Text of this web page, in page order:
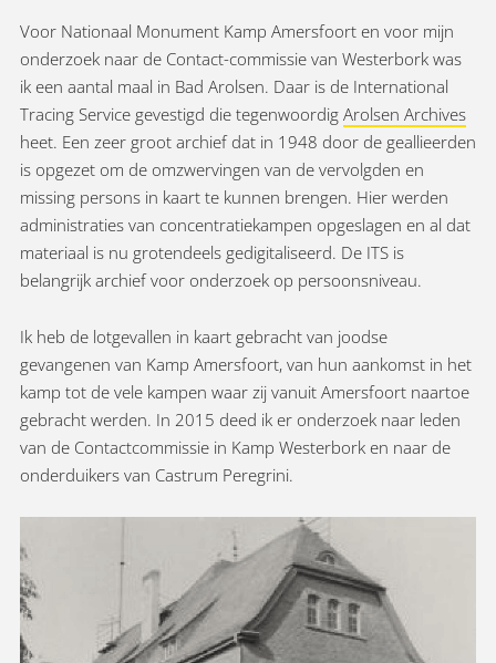
Voor Nationaal Monument Kamp Amersfoort en voor mijn
onderzoek naar de Contact-commissie van Westerbork was
ik een aantal maal in Bad Arolsen. Daar is de International
Tracing Service gevestigd die tegenwoordig Arolsen Archives
heet. Een zeer groot archief dat in 1948 door de geallieerden
is opgezet om de omzwervingen van de vervolgden en
missing persons in kaart te kunnen brengen. Hier werden
administraties van concentratiekampen opgeslagen en al dat
materiaal is nu grotendeels gedigitaliseerd. De ITS is
belangrijk archief voor onderzoek op persoonsniveau.
Ik heb de lotgevallen in kaart gebracht van joodse
gevangenen van Kamp Amersfoort, van hun aankomst in het
kamp tot de vele kampen waar zij vanuit Amersfoort naartoe
gebracht werden. In 2015 deed ik er onderzoek naar leden
van de Contactcommissie in Kamp Westerbork en naar de
onderduikers van Castrum Peregrini.